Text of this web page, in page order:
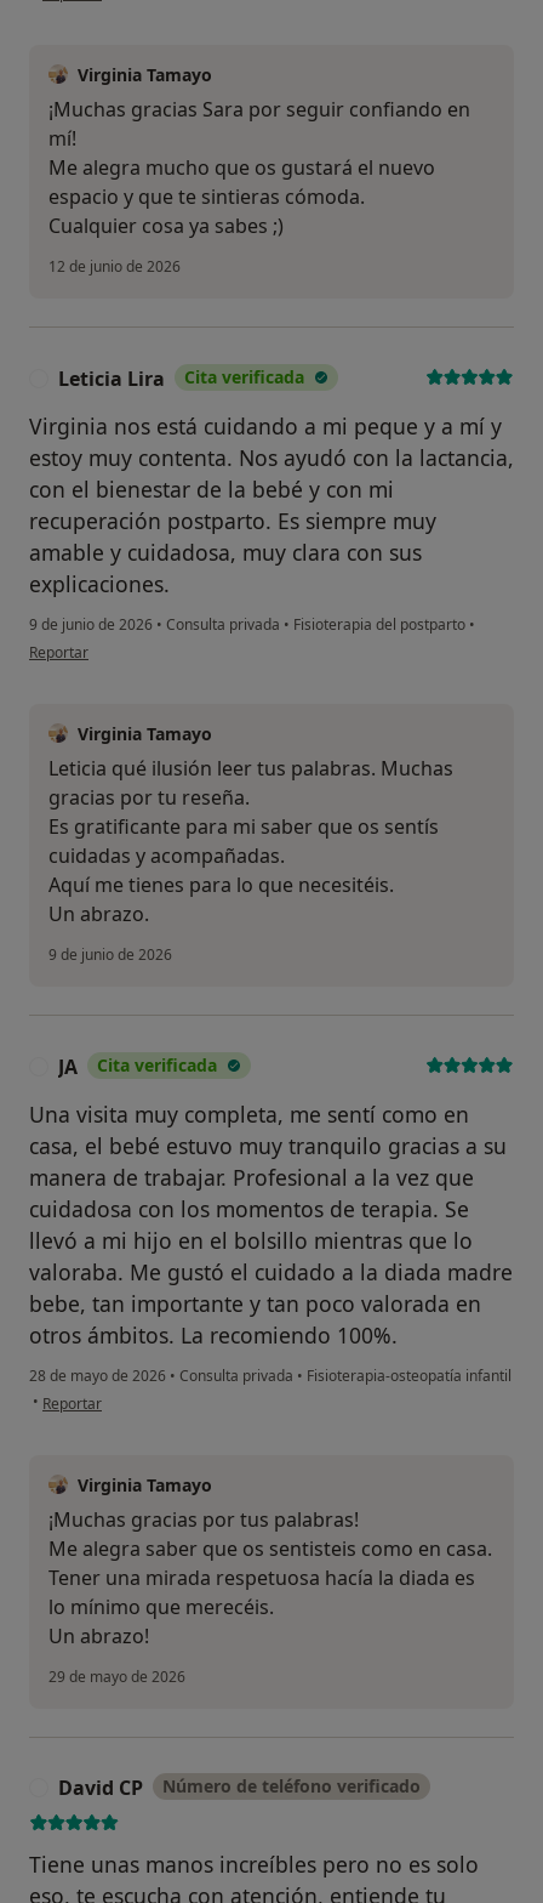
Virginia Tamayo
¡Muchas gracias Sara por seguir confiando en
mí!
Me alegra mucho que os gustará el nuevo
espacio y que te sintieras cómoda.
Cualquier cosa ya sabes ;)
12 de junio de 2026
Leticia Lira Cita verificada
Virginia nos está cuidando a mi peque y a mí y
estoy muy contenta. Nos ayudó con la lactancia,
con el bienestar de la bebé y con mi
recuperación postparto. Es siempre muy
amable y cuidadosa, muy clara con sus
explicaciones.
9 de junio de 2026 • Consulta privada • Fisioterapia del postparto •
en opinión del usuario Leticia Lira
Reportar
Virginia Tamayo
Leticia qué ilusión leer tus palabras. Muchas
gracias por tu reseña.
Es gratificante para mi saber que os sentís
cuidadas y acompañadas.
Aquí me tienes para lo que necesitéis.
Un abrazo.
9 de junio de 2026
JA Cita verificada
Una visita muy completa, me sentí como en
casa, el bebé estuvo muy tranquilo gracias a su
manera de trabajar. Profesional a la vez que
cuidadosa con los momentos de terapia. Se
llevó a mi hijo en el bolsillo mientras que lo
valoraba. Me gustó el cuidado a la diada madre
bebe, tan importante y tan poco valorada en
otros ámbitos. La recomiendo 100%.
28 de mayo de 2026 • Consulta privada • Fisioterapia-osteopatía infantil
• en opinión del usuario JA
Reportar
Virginia Tamayo
¡Muchas gracias por tus palabras!
Me alegra saber que os sentisteis como en casa.
Tener una mirada respetuosa hacía la diada es
lo mínimo que merecéis.
Un abrazo!
29 de mayo de 2026
David CP Número de teléfono verificado
Tiene unas manos increíbles pero no es solo
eso, te escucha con atención, entiende tu